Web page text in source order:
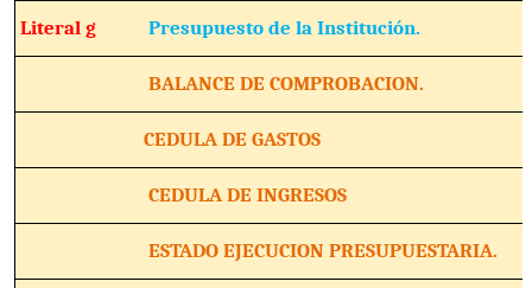
Literal gPresupuesto de la Institución.
BALANCE DE COMPROBACION.
CEDULA DE GASTOS
CEDULA DE INGRESOS
ESTADO EJECUCION PRESUPUESTARIA.